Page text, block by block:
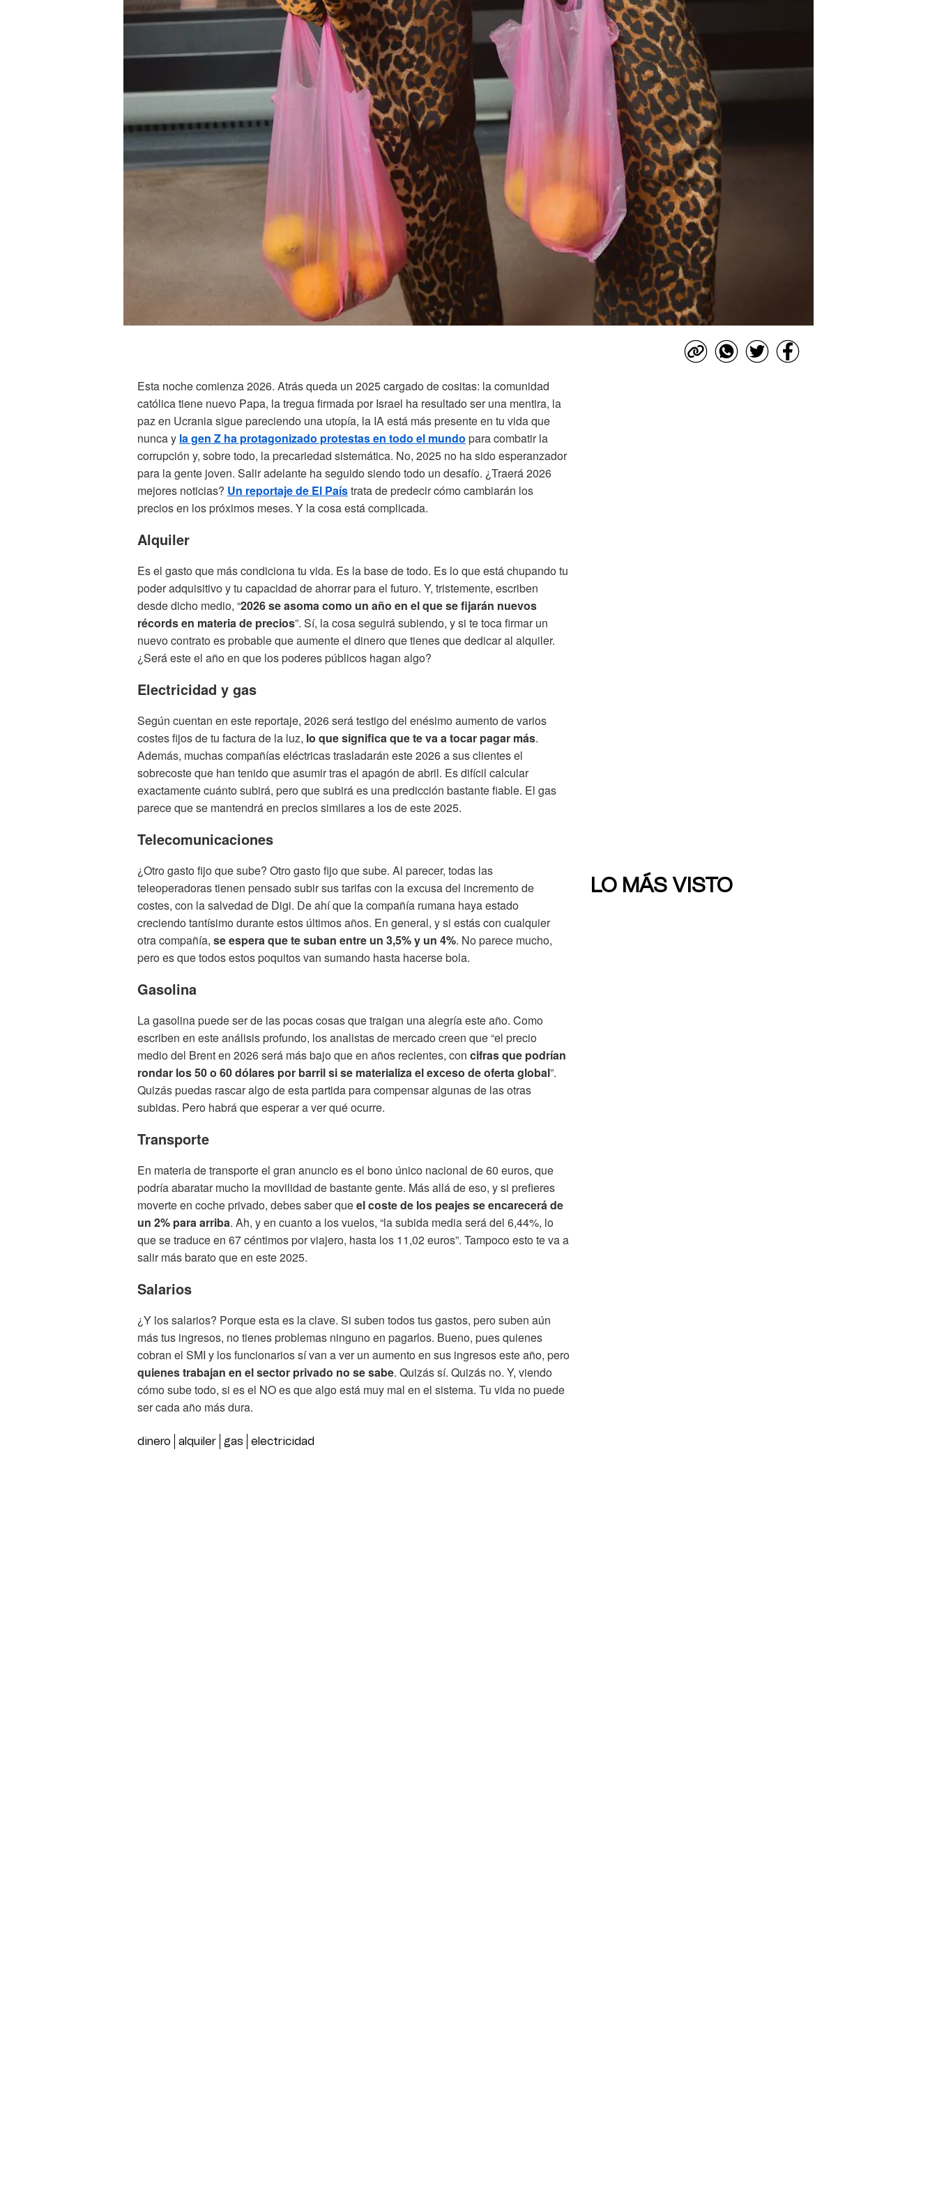
Esta noche comienza 2026. Atrás queda un 2025 cargado de cositas: la comunidad
católica tiene nuevo Papa, la tregua firmada por Israel ha resultado ser una mentira, la
paz en Ucrania sigue pareciendo una utopía, la IA está más presente en tu vida que
nunca y la gen Z ha protagonizado protestas en todo el mundo para combatir la
corrupción y, sobre todo, la precariedad sistemática. No, 2025 no ha sido esperanzador
para la gente joven. Salir adelante ha seguido siendo todo un desafío. ¿Traerá 2026
mejores noticias? Un reportaje de El Paístrata de predecir cómo cambiarán los
precios en los próximos meses. Y la cosa está complicada.
Alquiler
Es el gasto que más condiciona tu vida. Es la base de todo. Es lo que está chupando tu
poder adquisitivo y tu capacidad de ahorrar para el futuro. Y, tristemente, escriben
desde dicho medio, “2026 se asoma como un año en el que se fijarán nuevos
récords en materia de precios”. Sí, la cosa seguirá subiendo, y si te toca firmar un
nuevo contrato es probable que aumente el dinero que tienes que dedicar al alquiler.
¿Será este el año en que los poderes públicos hagan algo?
Electricidad y gas
Según cuentan en este reportaje, 2026 será testigo del enésimo aumento de varios
costes fijos de tu factura de la luz, lo que significa que te va a tocar pagar más.
Además, muchas compañías eléctricas trasladarán este 2026 a sus clientes el
sobrecoste que han tenido que asumir tras el apagón de abril. Es difícil calcular
exactamente cuánto subirá, pero que subirá es una predicción bastante fiable. El gas
parece que se mantendrá en precios similares a los de este 2025.
Telecomunicaciones
¿Otro gasto fijo que sube? Otro gasto fijo que sube. Al parecer, todas las
teleoperadoras tienen pensado subir sus tarifas con la excusa del incremento de
costes, con la salvedad de Digi. De ahí que la compañía rumana haya estado
creciendo tantísimo durante estos últimos años. En general, y si estás con cualquier
otra compañía, se espera que te suban entre un 3,5% y un 4%. No parece mucho,
pero es que todos estos poquitos van sumando hasta hacerse bola.
Gasolina
La gasolina puede ser de las pocas cosas que traigan una alegría este año. Como
escriben en este análisis profundo, los analistas de mercado creen que “el precio
medio del Brent en 2026 será más bajo que en años recientes, con cifras que podrían
rondar los 50 o 60 dólares por barril si se materializa el exceso de oferta global”.
Quizás puedas rascar algo de esta partida para compensar algunas de las otras
subidas. Pero habrá que esperar a ver qué ocurre.
Transporte
En materia de transporte el gran anuncio es el bono único nacional de 60 euros, que
podría abaratar mucho la movilidad de bastante gente. Más allá de eso, y si prefieres
moverte en coche privado, debes saber queel coste de los peajes se encarecerá de
un 2% para arriba. Ah, y en cuanto a los vuelos, “la subida media será del 6,44%, lo
que se traduce en 67 céntimos por viajero, hasta los 11,02 euros”. Tampoco esto te va a
salir más barato que en este 2025.
Salarios
¿Y los salarios? Porque esta es la clave. Si suben todos tus gastos, pero suben aún
más tus ingresos, no tienes problemas ninguno en pagarlos. Bueno, pues quienes
cobran el SMI y los funcionarios sí van a ver un aumento en sus ingresos este año, pero
quienes trabajan en el sector privado no se sabe. Quizás sí. Quizás no. Y, viendo
cómo sube todo, si es el NO es que algo está muy mal en el sistema. Tu vida no puede
ser cada año más dura.
dinero alquiler gas electricidad
LO MÁS VISTO